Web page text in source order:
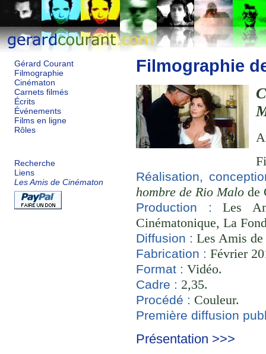
Gérard Courant
Filmographie
Cinématon
Carnets filmés
Écrits
Événements
Films en ligne
Rôles
Recherche
Liens
Les Amis de Cinématon
Filmographie
Réalisation,
hombre de Rio Malo de
Production :
Les
Cinématonique, La
Diffusion : Les Amis
Fabrication : Février
Format : Vidéo.
Cadre : 2,35.
Procédé : Couleur.
Première diffusion
Présentation >>>